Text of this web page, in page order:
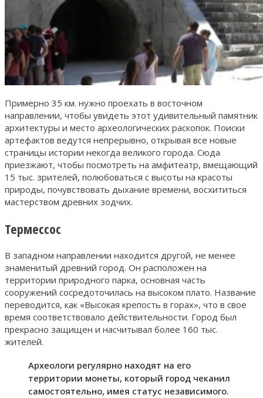
Примерно 35 км. нужно проехать в восточном
направлении, чтобы увидеть этот удивительный памятник
архитектуры и место археологических раскопок. Поиски
артефактов ведутся непрерывно, открывая все новые
страницы истории некогда великого города. Сюда
приезжают, чтобы посмотреть на амфитеатр, вмещающий
15 тыс. зрителей, полюбоваться с высоты на красоты
природы, почувствовать дыхание времени, восхититься
мастерством древних зодчих.
Термессос
В западном направлении находится другой, не менее
знаменитый древний город. Он расположен на
территории природного парка, основная часть
сооружений сосредоточилась на высоком плато. Название
переводится, как «Высокая крепость в горах», что в свое
время соответствовало действительности. Город был
прекрасно защищен и насчитывал более 160 тыс.
жителей.
Археологи регулярно находят на его
территории монеты, который город чеканил
самостоятельно, имея статус независимого.